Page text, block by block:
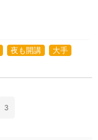
夜も開講
大手
3